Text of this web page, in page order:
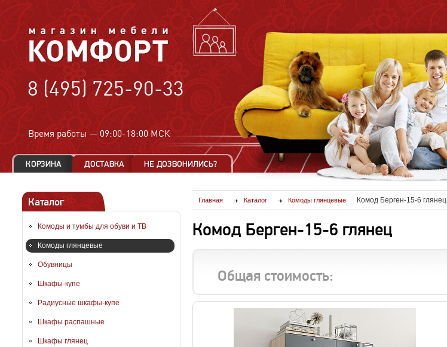
8 (495) 725-90-33
Время работы — 09:00-18:00 МСК
Каталог
Комоды и тумбы для обуви и ТВ
Комоды глянцевые
Обувницы
Шкафы-купе
Радиусные шкафы-купе
Шкафы распашные
Шкафы глянец
Главная Каталог Комоды глянцевые Комод Берген-15-6 глянец
Комод Берген-15-6 глянец
Общая стоимость: